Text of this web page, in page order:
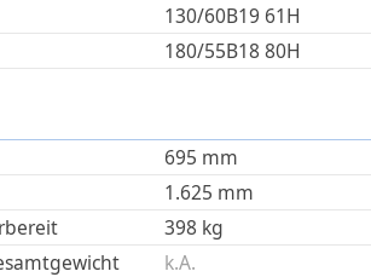
130/60B19 61H
180/55B18 80H
695 mm
1.625 mm
398 kg
k.A.